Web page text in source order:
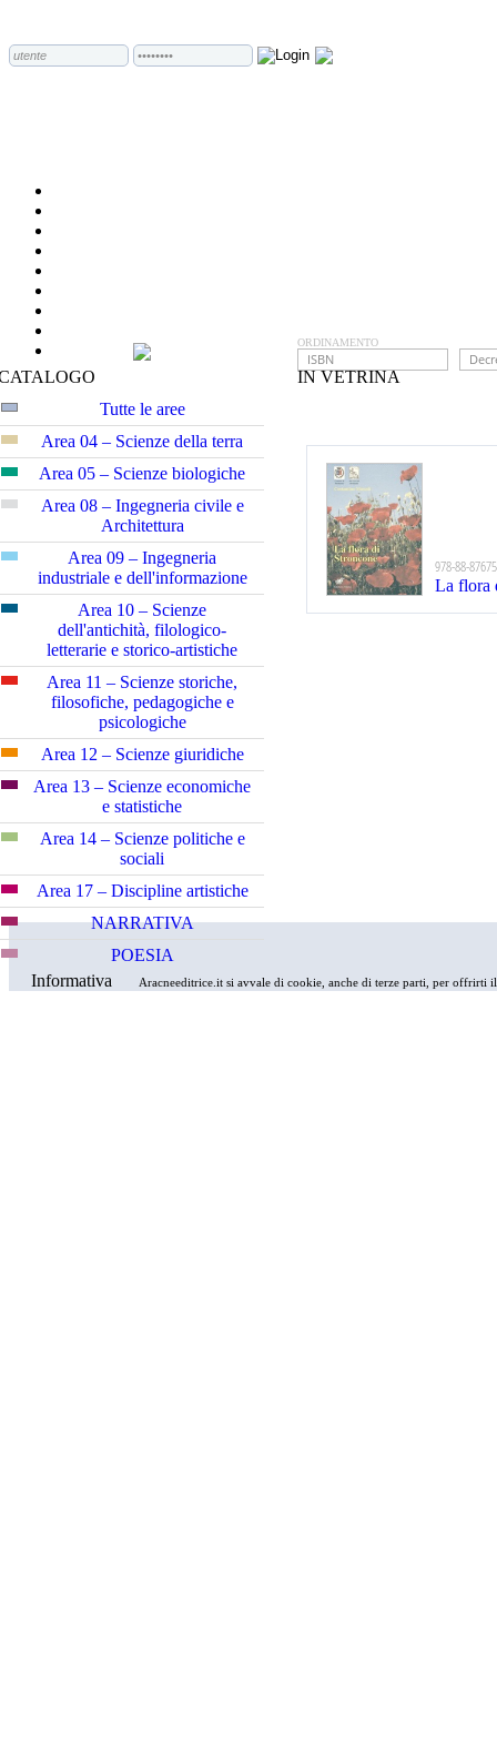
Tutte le aree
Area 04 – Scienze della terra
Area 05 – Scienze biologiche
Area 08 – Ingegneria civile e
Architettura
Area 09 – Ingegneria
industriale e dell'informazione
Area 10 – Scienze
dell'antichità, filologico-
letterarie e storico-artistiche
Area 11 – Scienze storiche,
filosofiche, pedagogiche e
psicologiche
Area 12 – Scienze giuridiche
Area 13 – Scienze economiche
e statistiche
Area 14 – Scienze politiche e
sociali
Area 17 – Discipline artistiche
NARRATIVA
POESIA
IN VETRINA
ORDINAMENTO
978-88-
La flora
Informativa Aracneeditrice.it si avvale di cookie, anche di terze parti, per